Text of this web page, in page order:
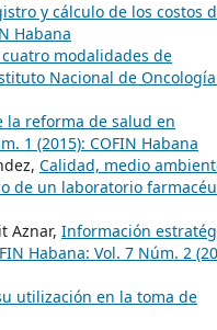
y cálculo de los costos
Habana
modalidades de
Nacional de
la reforma de salud en
1 (2015): COFIN Habana
Calidad, medio
de un laboratorio
Aznar, Información
Habana: Vol. 7 Núm. 2
utilización en la toma de